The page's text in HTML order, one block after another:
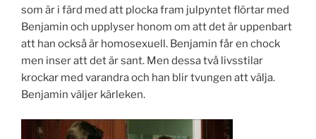
som är i färd med att plocka fram julpyntet flörtar med
Benjamin och upplyser honom om att det är uppenbart
att han också är homosexuell. Benjamin får en chock
men inser att det är sant. Men dessa två livsstilar
krockar med varandra och han blir tvungen att välja.
Benjamin väljer kärleken.